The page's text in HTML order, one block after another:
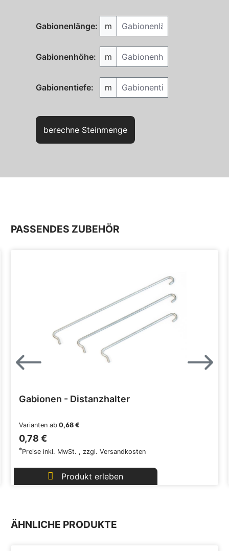
Gabionenlänge: Gabionenlänge
m
Gabionenhöhe: Gabionenhöhe
m
Gabionentiefe: Gabionentiefe
m
berechne Steinmenge
PASSENDES ZUBEHÖR
Gabionen - Distanzhalter
Varianten ab 0,68 €
0,78 €
*Preise inkl. MwSt. , zzgl. Versandkosten
Produkt erleben
ÄHNLICHE PRODUKTE